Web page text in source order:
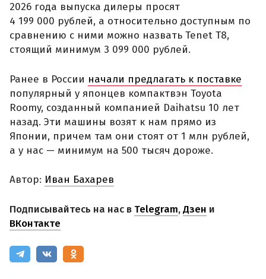
2026 года выпуска дилеры просят
4 199 000 рублей, а относительно доступным по
сравнению с ними можно назвать Tenet T8,
стоящий минимум 3 099 000 рублей.
Ранее в России начали предлагать к поставке
популярный у японцев компактвэн Toyota
Roomy, созданный компанией Daihatsu 10 лет
назад. Эти машины возят к нам прямо из
Японии, причем там они стоят от 1 млн рублей,
а у нас — минимум на 500 тысяч дороже.
Автор: Иван Бахарев
Подписывайтесь на нас в Telegram,Дзен и
ВКонтакте